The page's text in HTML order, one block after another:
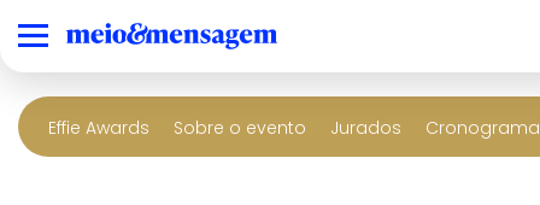
Effie Awards Sobre o evento Jurados